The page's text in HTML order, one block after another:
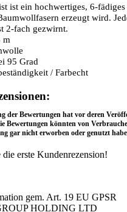
Mouline
ist ein hochwertiges, 6-fädiges
erzeugt wird.
2-fach gezwirnt.
m
95 Grad
/ Farbecht
der Bewertungen hat vor deren
Bewertungen könnten von
gar nicht erworben oder genutzt
die erste Kundenrezension!
gem. Art. 19 EU GPSR
HOLDING LTD